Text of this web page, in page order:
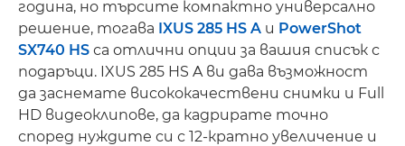
година, но търсите компактно универсално
решение, тогава IXUS 285 HS A и PowerShot
SX740 HS са отлични опции за вашия списък с
подаръци. IXUS 285 HS A ви дава възможност
да заснемате висококачествени снимки и Full
HD видеоклипове, да кадрирате точно
според нуждите си с 12-кратно увеличение и